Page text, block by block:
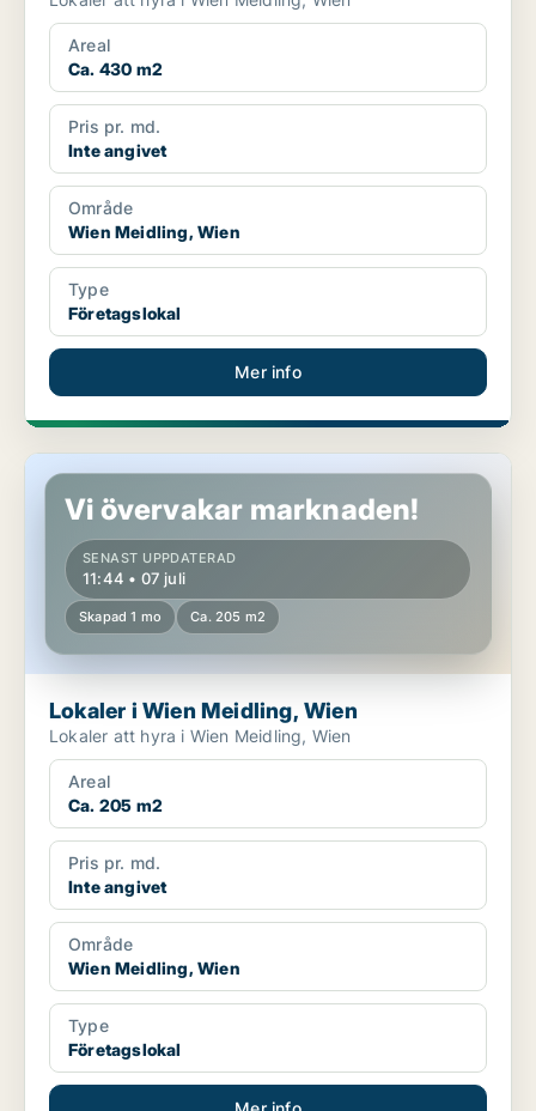
Areal
Ca. 430 m2
Pris pr. md.
Inte angivet
Område
Wien Meidling, Wien
Type
Företagslokal
Mer info
Lokaler i Wien Meidling, Wien
Vi övervakar marknaden!
SENAST UPPDATERAD
11:44 • 07 juli
Skapad 1 mo Ca. 205 m2
Lokaler i Wien Meidling, Wien
Lokaler att hyra i Wien Meidling, Wien
Areal
Ca. 205 m2
Pris pr. md.
Inte angivet
Område
Wien Meidling, Wien
Type
Företagslokal